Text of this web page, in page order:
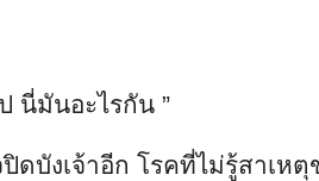
นี่มันอะไรกัน ”
บังเจ้าอีก โรคที่ไม่รู้สาเหตุ